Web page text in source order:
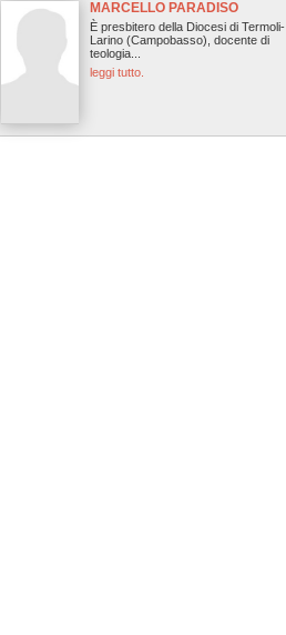
MARCELLO PARADISO
È presbitero della Diocesi di Termoli-
Larino (Campobasso), docente di
teologia...
leggi tutto.